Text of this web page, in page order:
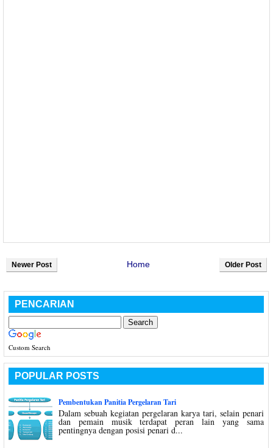
Newer Post Older Post
Home
PENCARIAN
Custom Search
POPULAR POSTS
Pembentukan Panitia Pergelaran Tari
Dalam sebuah kegiatan pergelaran karya tari, selain penari
dan pemain musik terdapat peran lain yang sama
pentingnya dengan posisi penari d...